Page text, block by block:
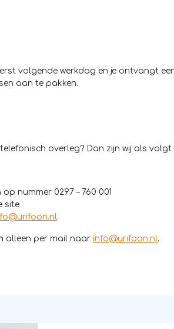
volgende werkdag en je ontvangt
aan te pakken.
overleg? Dan zijn wij als
nummer 0297 – 760 001
site
.
alleen per mail naar info@urifoon.nl.